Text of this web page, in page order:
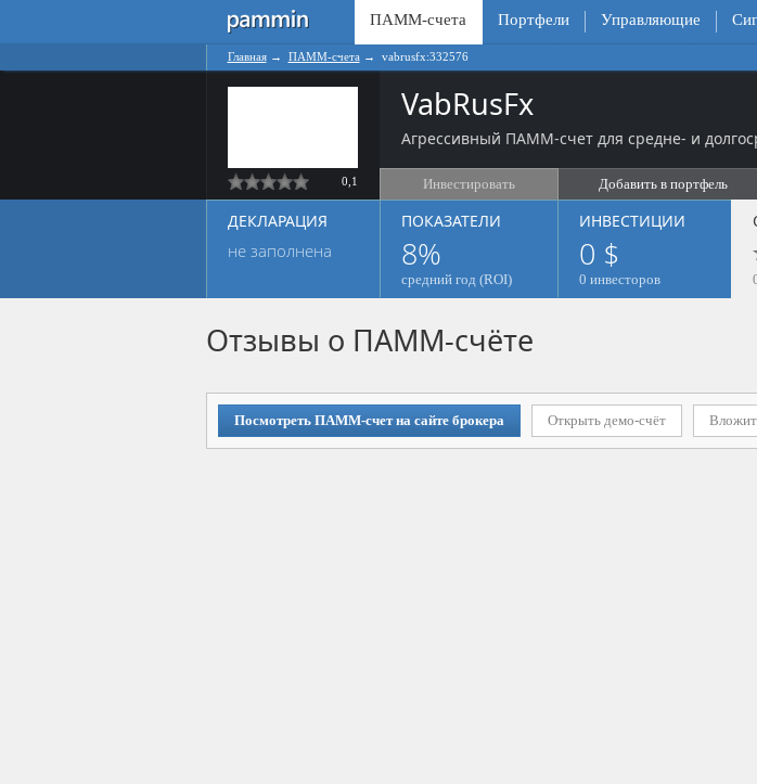
ПАММ-счета Портфели Управляющие
Главная→ ПАММ-счета → vabrusfx:332576
0,1
VabRusFx
Агрессивный ПАММ-счет для средне- и
Инвестировать Добавить в портфель
ДЕКЛАРАЦИЯ
не заполнена
ПОКАЗАТЕЛИ
8%
средний год (ROI)
ИНВЕСТИЦИИ
0 $
0 инвесторов
Отзывы о ПАММ-счёте
Посмотреть ПАММ-счет на сайте брокера Открыть демо-счёт